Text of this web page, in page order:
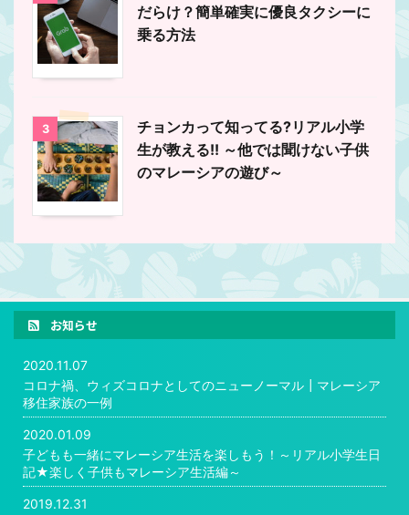
だらけ？簡単確実に優良タクシーに
乗る方法
3
チョンカって知ってる?リアル小学
生が教える!! ～他では聞けない子供
のマレーシアの遊び～
お知らせ
2020.11.07
コロナ禍、ウィズコロナとしてのニューノーマル┃マレーシア
移住家族の一例
2020.01.09
子どもも一緒にマレーシア生活を楽しもう！～リアル小学生日
記★楽しく子供もマレーシア生活編～
2019.12.31